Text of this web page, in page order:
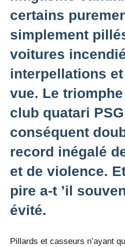
certains
simplement
voitures
interpellations
vue. Le
club quatari
conséquent
record inégalé
et de violence.
pire a-t ’il
évité.
Pillards et casseurs n’ayant